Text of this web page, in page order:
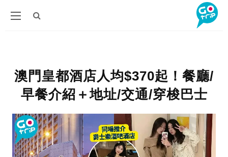
澳門皇都酒店人均$370起！餐廳/
早餐介紹＋地址/交通/穿梭巴士